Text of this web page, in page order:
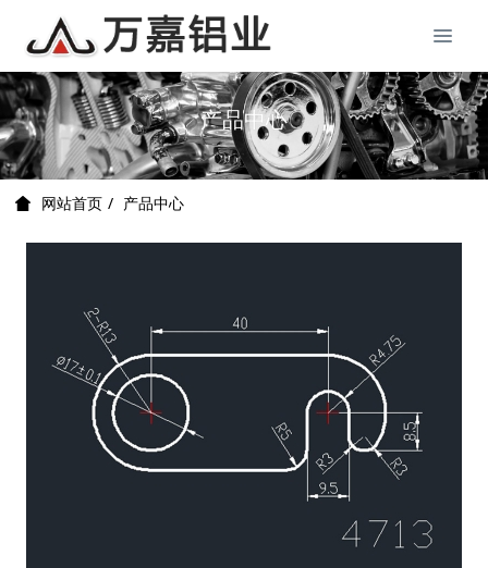
产品中心
网站首页 产品中心